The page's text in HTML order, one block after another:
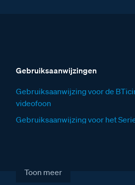
Gebruiksaanwijzingen
Gebruiksaanwijzing voor de
videofoon
Gebruiksaanwijzing voor het
Installatiewijzer VER
Toon meer